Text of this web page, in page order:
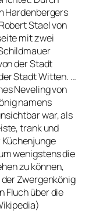
Hardenbergers
Stael von
mit zwei
der Stadt
Stadt Witten. …
Neveling von
namens
war, als
trank und
wenigstens die
zu können,
Zwergenkönig
Fluch über die